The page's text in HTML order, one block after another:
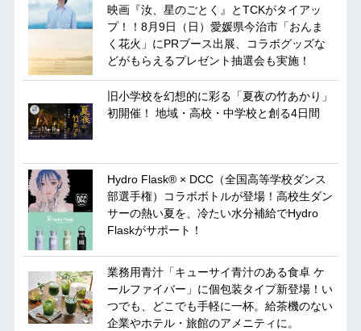
映画『汝、星のごとく』とTCKがタイアッ
プ！！8月9日（日）愛媛県今治市「おんま
く花火」にPRブース出展、コラボグッズな
どがもらえるプレゼント抽選会も実施！
旧小学校を幻想的に彩る「夏夜の竹あかり」
初開催！ 地域・高校・中学校と創る4日間
Hydro Flask® × DCC（全国高等学校ダンス
部選手権）コラボボトルが登場！高校生ダン
サーの熱い夏を、冷たい水分補給でHydro
Flaskがサポート！
業務用青汁「キューサイ青汁のある食卓 ケ
ールファイバー」に個包装タイプ新登場！い
つでも、どこでも手軽に一杯。給茶機のない
企業やホテル・旅館のアメニティに。